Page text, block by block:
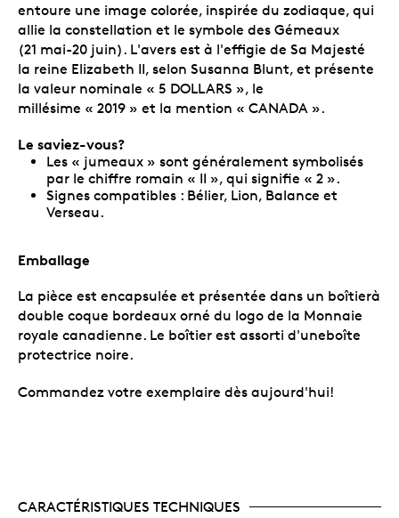
entoure une image colorée, inspirée du zodiaque, qui
allie la constellation et le symbole des Gémeaux
(21 mai-20 juin). L'avers est à l'effigie de Sa Majesté
la reine Elizabeth II, selon Susanna Blunt, et présente
la valeur nominale « 5 DOLLARS », le
millésime « 2019 » et la mention « CANADA ».
Le saviez-vous?
Les « jumeaux » sont généralement symbolisés
par le chiffre romain « II », qui signifie « 2 ».
Signes compatibles : Bélier, Lion, Balance et
Verseau.
Emballage
La pièce est encapsulée et présentée dans un boîtierà
double coque bordeaux orné du logo de la Monnaie
royale canadienne. Le boîtier est assorti d'uneboîte
protectrice noire.
Commandez votre exemplaire dès aujourd'hui!
CARACTÉRISTIQUES TECHNIQUES